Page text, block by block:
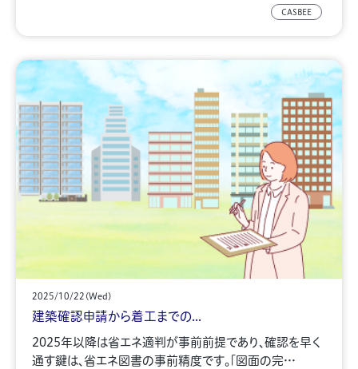
CASBEE
2025/10/22(Wed)
建築確認申請から着工までの...
2025年以降は省エネ適判が事前前提であり、確認を早く
通す鍵は、省エネ図書の事前精度です。「図面の完…